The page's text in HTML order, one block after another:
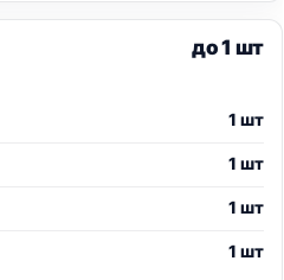
до 1 шт
1 шт
1 шт
1 шт
1 шт